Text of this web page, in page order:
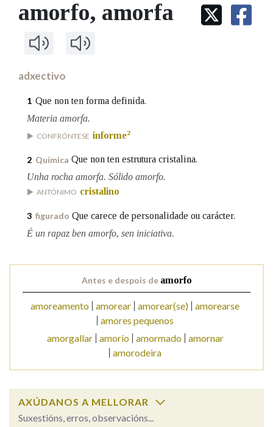
IDENTIDADE CORPORATIVA
MARCIAL DEL ADALID
FIGURAS HOMENAXEADAS
Facebook
TwitterYoutubeInstagram
Bluesky
BUSCAR NOS LEMAS
Comeza por
Contén
BUSCAR NO CONTIDO
Nas definicións
Na fraseoloxía
OUTRAS OPCIÓNS DE BUSCA
amorfo, amorfa
adxectivo
1 Que non ten forma definida.
Materia amorfa.
CONFRÓNTESE informe2
2 Química Que non ten estrutura cristalina.
Unha rocha amorfa. Sólido amorfo.
ANTÓNIMO cristalino
3 figurado Que carece de personalidade ou carácter.
É un rapaz ben amorfo, sen iniciativa.
Antes e despois de amorfo
amoreamento amorear amorear(se) amorearse
amores pequenos
amorgallar
amorío amormado
amornar
amorodeira
AXÚDANOS A MELLORAR
Suxestións, erros, observacións...